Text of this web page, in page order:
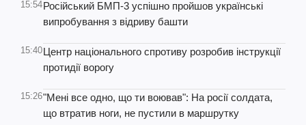
15:54Російський БМП-3 успішно пройшов українські
випробування з відриву башти
15:40Центр національного спротиву розробив інструкції
протидії ворогу
15:26"Мені все одно, що ти воював": На росії солдата,
що втратив ноги, не пустили в маршрутку